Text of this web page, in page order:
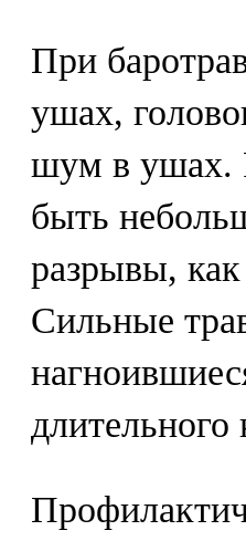
При
ушах,
шум в ушах.
быть
разрывы,
Сильные